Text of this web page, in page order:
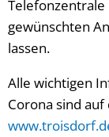
gewünschten
lassen.
Alle wichtigen
Corona sind